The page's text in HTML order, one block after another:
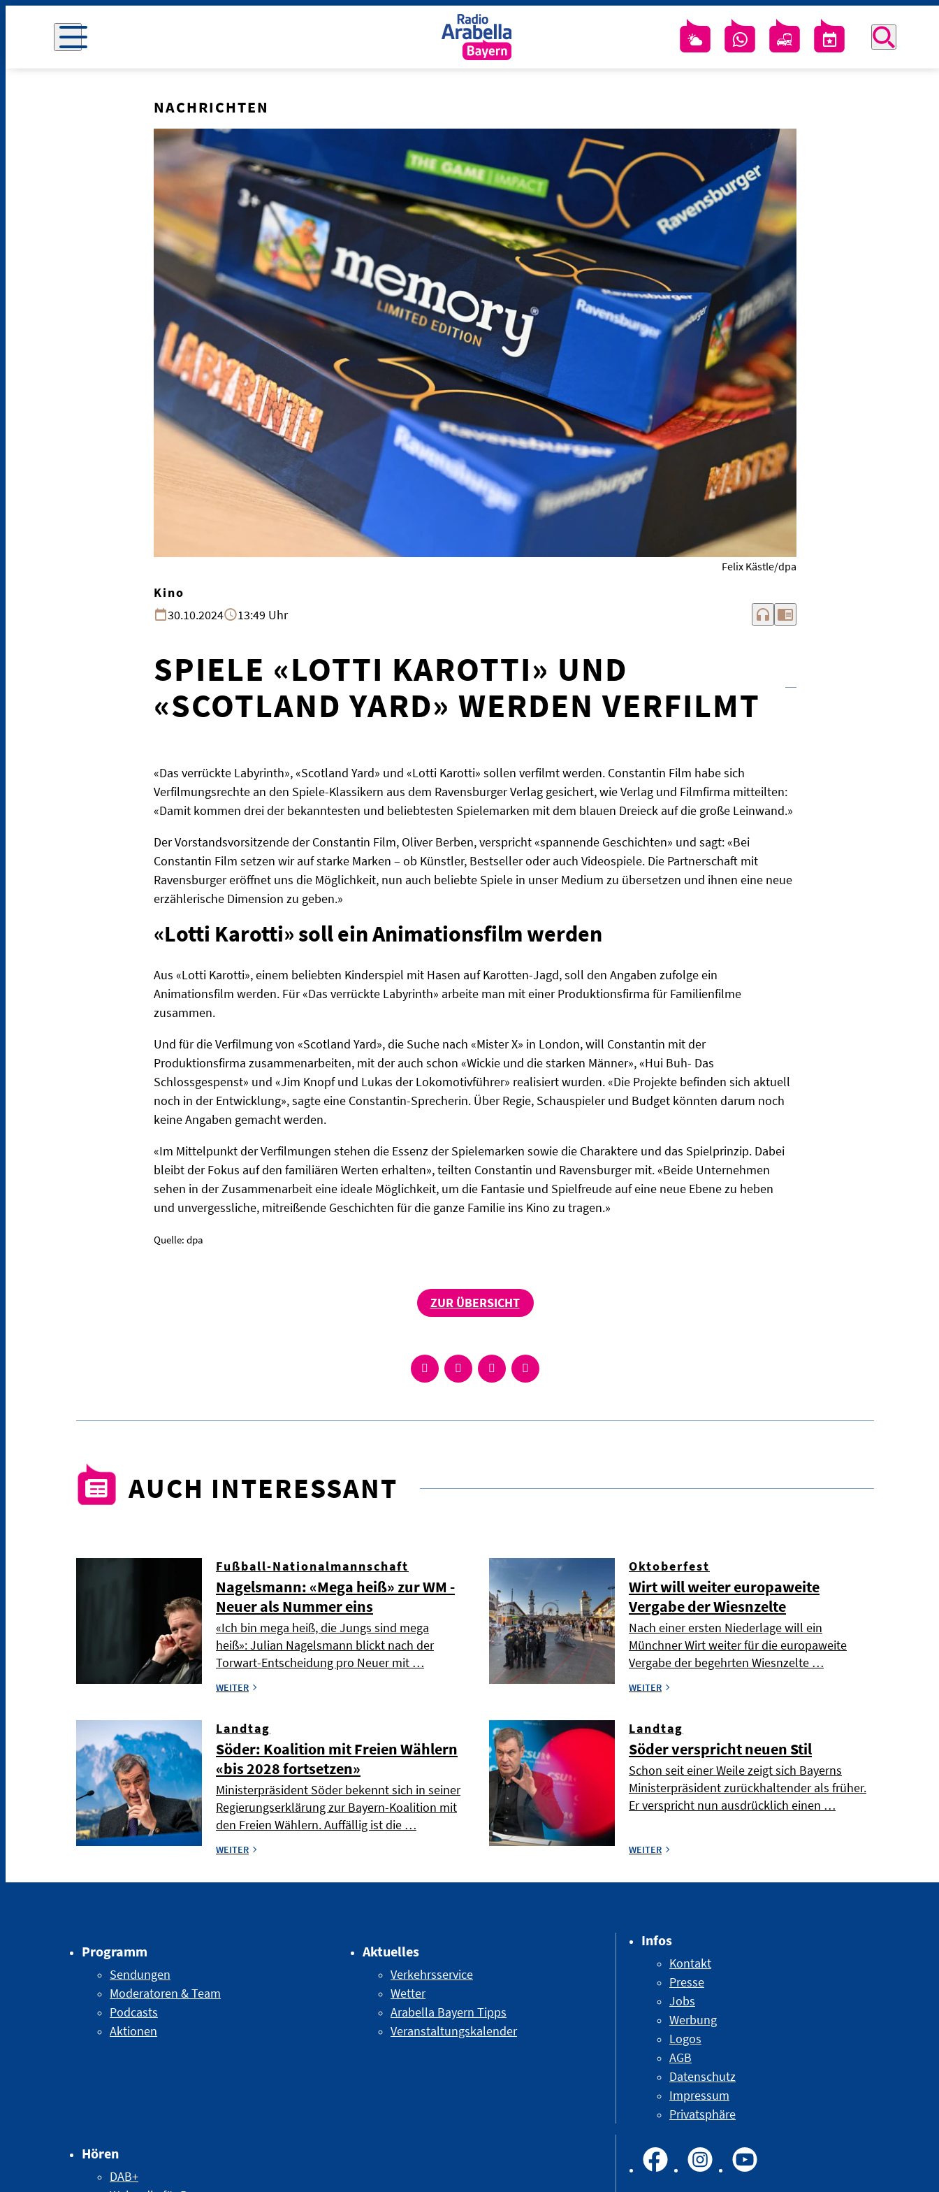
NACHRICHTEN
Felix Kästle/dpa
Kino
30.10.2024
13:49 Uhr headphones chrome_reader_mode
SPIELE «LOTTI KAROTTI» UND
«SCOTLAND YARD» WERDEN VERFILMT
«Das verrückte Labyrinth», «Scotland Yard» und «Lotti Karotti» sollen verfilmt werden. Constantin Film habe sich
Verfilmungsrechte an den Spiele-Klassikern aus dem Ravensburger Verlag gesichert, wie Verlag und Filmfirma mitteilten:
«Damit kommen drei der bekanntesten und beliebtesten Spielemarken mit dem blauen Dreieck auf die große Leinwand.»
Der Vorstandsvorsitzende der Constantin Film, Oliver Berben, verspricht «spannende Geschichten» und sagt: «Bei
Constantin Film setzen wir auf starke Marken – ob Künstler, Bestseller oder auch Videospiele. Die Partnerschaft mit
Ravensburger eröffnet uns die Möglichkeit, nun auch beliebte Spiele in unser Medium zu übersetzen und ihnen eine neue
erzählerische Dimension zu geben.»
«Lotti Karotti» soll ein Animationsfilm werden
Aus «Lotti Karotti», einem beliebten Kinderspiel mit Hasen auf Karotten-Jagd, soll den Angaben zufolge ein
Animationsfilm werden. Für «Das verrückte Labyrinth» arbeite man mit einer Produktionsfirma für Familienfilme
zusammen.
Und für die Verfilmung von «Scotland Yard», die Suche nach «Mister X» in London, will Constantin mit der
Produktionsfirma zusammenarbeiten, mit der auch schon «Wickie und die starken Männer», «Hui Buh- Das
Schlossgespenst» und «Jim Knopf und Lukas der Lokomotivführer» realisiert wurden. «Die Projekte befinden sich aktuell
noch in der Entwicklung», sagte eine Constantin-Sprecherin. Über Regie, Schauspieler und Budget könnten darum noch
keine Angaben gemacht werden.
«Im Mittelpunkt der Verfilmungen stehen die Essenz der Spielemarken sowie die Charaktere und das Spielprinzip. Dabei
bleibt der Fokus auf den familiären Werten erhalten», teilten Constantin und Ravensburger mit. «Beide Unternehmen
sehen in der Zusammenarbeit eine ideale Möglichkeit, um die Fantasie und Spielfreude auf eine neue Ebene zu heben
und unvergessliche, mitreißende Geschichten für die ganze Familie ins Kino zu tragen.»
Quelle: dpa
ZUR ÜBERSICHT
AUCH INTERESSANT
Fußball-Nationalmannschaft
Nagelsmann: «Mega heiß» zur WM -
Neuer als Nummer eins
«Ich bin mega heiß, die Jungs sind mega
heiß»: Julian Nagelsmann blickt nach der
Torwart-Entscheidung pro Neuer mit …
WEITER
Oktoberfest
Wirt will weiter europaweite
Vergabe der Wiesnzelte
Nach einer ersten Niederlage will ein
Münchner Wirt weiter für die europaweite
Vergabe der begehrten Wiesnzelte …
WEITER
Landtag
Söder: Koalition mit Freien Wählern
«bis 2028 fortsetzen»
Ministerpräsident Söder bekennt sich in seiner
Regierungserklärung zur Bayern-Koalition mit
den Freien Wählern. Auffällig ist die …
WEITER
Landtag
Söder verspricht neuen Stil
Schon seit einer Weile zeigt sich Bayerns
Ministerpräsident zurückhaltender als früher.
Er verspricht nun ausdrücklich einen …
WEITER
Programm
Sendungen
Moderatoren & Team
Podcasts
Aktionen
Aktuelles
Verkehrsservice
Wetter
Arabella Bayern Tipps
Veranstaltungskalender
Hören
DAB+
Infos
Kontakt
Presse
Jobs
Werbung
Logos
AGB
Datenschutz
Impressum
Privatsphäre